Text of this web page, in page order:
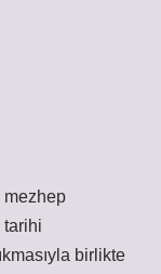
mezhep
tarihi
birlikte